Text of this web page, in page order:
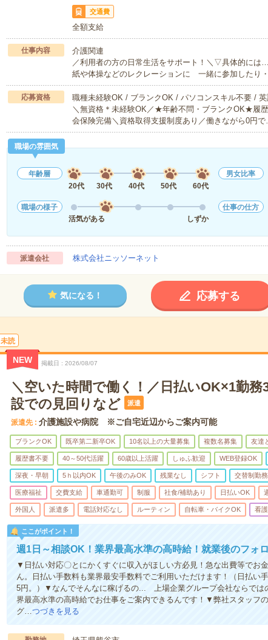
交通費
全額支給
仕事内容
介護関連
／利用者の方の日常生活をサポート！＼▽具体的には
紙や体操などのレクレーションに 一緒に参加したり
応募資格
職種未経験OK / ブランクOK / パソコンスキル不要 /
＼無資格＊未経験OK／★年齢不問・ブランクOK★履
会保険完備＼資格取得支援制度あり／働きながら0円
職場の雰囲気
年齢層
20代
30代 40代 50代 60代
男女比率
職場の様子
活気がある
しずか
仕事の仕方
派遣会社 株式会社ニッソーネット
気になる！ 応募する
未読
NEW 掲載日 2026/08/07
＼空いた時間で働く！／日払いOK×1勤務
設での見回りなど
派遣
派遣先 介護施設や病院 ※ご自宅近辺からご案内可能
ブランクOK 既卒第二新卒OK 10名以上の大量募集 複数名募集 友達
履歴書不要 40～50代活躍 60歳以上活躍 しゅふ歓迎 WEB登録OK
深夜・早朝 5ｈ以内OK 午後のみOK 残業なし シフト 交替制勤務
医療福祉 交費支給 車通勤可 制服 社食/補助あり 日払いOK
外国人 派遣多 電話対応なし ルーティン 自転車・バイクOK 看
ここがポイント！
週1日～相談OK！業界最高水準の高時給！就業後のフォ
▼日払い対応〇とにかくすぐに収入がほしい方必見！急な出費等でお
ん。日払い手数料も業界最安手数料でご利用いただけます！（日払い
5円。）▼なんでそんなに稼げるの... 上場企業グループ会社ならでは
界最高水準の高時給でお仕事をご案内できるんです！▼弊社スタッフ
グ…つづきを見る